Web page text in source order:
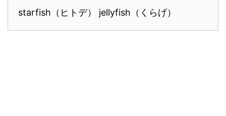
starfish（ヒトデ） jellyfish（くらげ）